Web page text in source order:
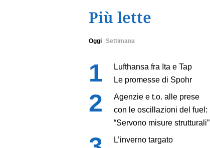
Più lette
Oggi Settimana
Lufthansa fra Ita e Tap
Le promesse di Spohr
Agenzie e t.o. alle prese
con le oscillazioni del fuel:
“Servono misure strutturali”
L’inverno targato